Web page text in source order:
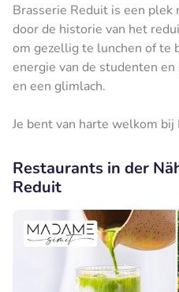
Brasserie Reduit is een
door de historie van het
om gezellig te lunchen of te
energie van de studenten
en een glimlach.
Je bent van harte welkom
Restaurants in der
Reduit